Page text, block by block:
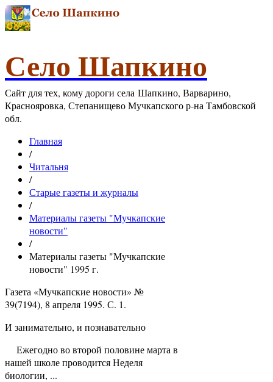
Село Шапкино
Сайт для тех, кому дороги села Шапкино, Варварино,
Краснояровка, Степанищево Мучкапского р-на Тамбовской
обл.
Главная
/
Читальня
/
Старые газеты и журналы
/
Материалы газеты "Мучкапские
новости"
/
Материалы газеты "Мучкапские
новости" 1995 г.
Газета «Мучкапские новости» №
39(7194), 8 апреля 1995. С. 1.
И занимательно, и познавательно
Ежегодно во второй половине марта в
нашей школе проводится Неделя
биологии, ...